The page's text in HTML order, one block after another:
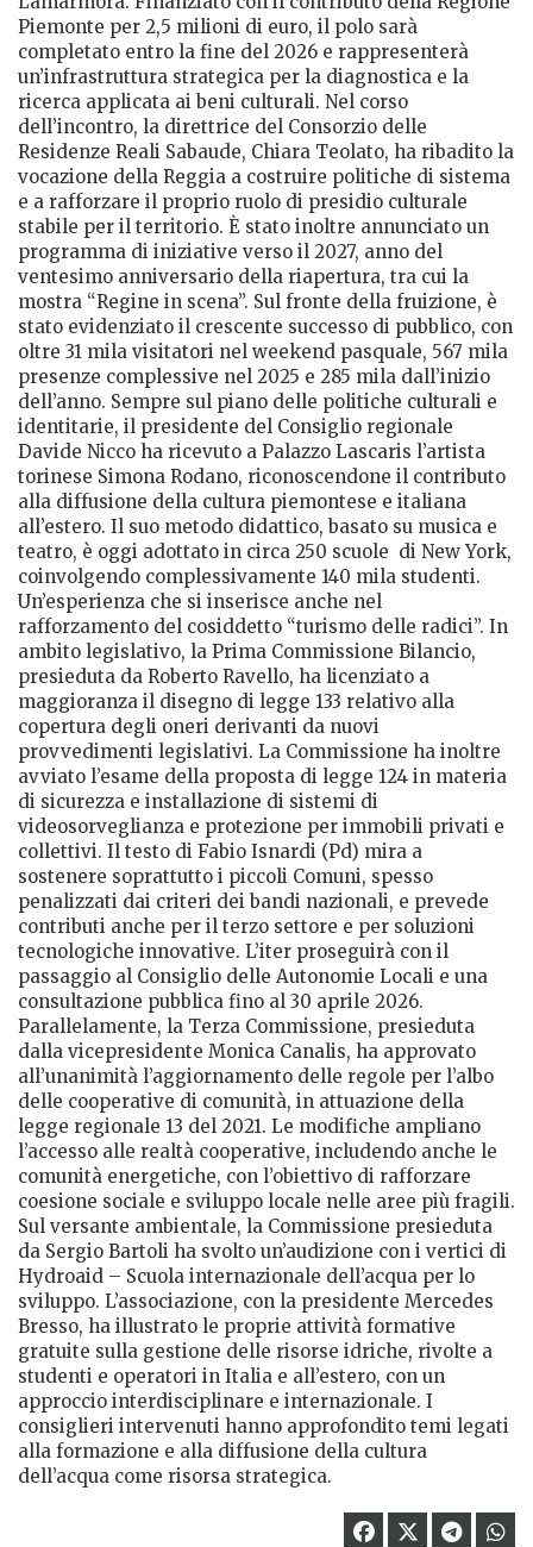
Piemonte per 2,5 milioni di euro, il polo sarà
completato entro la fine del 2026 e rappresenterà
un’infrastruttura strategica per la diagnostica e la
ricerca applicata ai beni culturali. Nel corso
dell’incontro, la direttrice del Consorzio delle
Residenze Reali Sabaude, Chiara Teolato, ha ribadito la
vocazione della Reggia a costruire politiche di sistema
e a rafforzare il proprio ruolo di presidio culturale
stabile per il territorio. È stato inoltre annunciato un
programma di iniziative verso il 2027, anno del
ventesimo anniversario della riapertura, tra cui la
mostra “Regine in scena”. Sul fronte della fruizione, è
stato evidenziato il crescente successo di pubblico, con
oltre 31 mila visitatori nel weekend pasquale, 567 mila
presenze complessive nel 2025 e 285 mila dall’inizio
dell’anno. Sempre sul piano delle politiche culturali e
identitarie, il presidente del Consiglio regionale
Davide Nicco ha ricevuto a Palazzo Lascaris l’artista
torinese Simona Rodano, riconoscendone il contributo
alla diffusione della cultura piemontese e italiana
all’estero. Il suo metodo didattico, basato su musica e
teatro, è oggi adottato in circa 250 scuole di New York,
coinvolgendo complessivamente 140 mila studenti.
Un’esperienza che si inserisce anche nel
rafforzamento del cosiddetto “turismo delle radici”. In
ambito legislativo, la Prima Commissione Bilancio,
presieduta da Roberto Ravello, ha licenziato a
maggioranza il disegno di legge 133 relativo alla
copertura degli oneri derivanti da nuovi
provvedimenti legislativi. La Commissione ha inoltre
avviato l’esame della proposta di legge 124 in materia
di sicurezza e installazione di sistemi di
videosorveglianza e protezione per immobili privati e
collettivi. Il testo di Fabio Isnardi (Pd) mira a
sostenere soprattutto i piccoli Comuni, spesso
penalizzati dai criteri dei bandi nazionali, e prevede
contributi anche per il terzo settore e per soluzioni
tecnologiche innovative. L’iter proseguirà con il
passaggio al Consiglio delle Autonomie Locali e una
consultazione pubblica fino al 30 aprile 2026.
Parallelamente, la Terza Commissione, presieduta
dalla vicepresidente Monica Canalis, ha approvato
all’unanimità l’aggiornamento delle regole per l’albo
delle cooperative di comunità, in attuazione della
legge regionale 13 del 2021. Le modifiche ampliano
l’accesso alle realtà cooperative, includendo anche le
comunità energetiche, con l’obiettivo di rafforzare
coesione sociale e sviluppo locale nelle aree più fragili.
Sul versante ambientale, la Commissione presieduta
da Sergio Bartoli ha svolto un’audizione con i vertici di
Hydroaid – Scuola internazionale dell’acqua per lo
sviluppo. L’associazione, con la presidente Mercedes
Bresso, ha illustrato le proprie attività formative
gratuite sulla gestione delle risorse idriche, rivolte a
studenti e operatori in Italia e all’estero, con un
approccio interdisciplinare e internazionale. I
consiglieri intervenuti hanno approfondito temi legati
alla formazione e alla diffusione della cultura
dell’acqua come risorsa strategica.